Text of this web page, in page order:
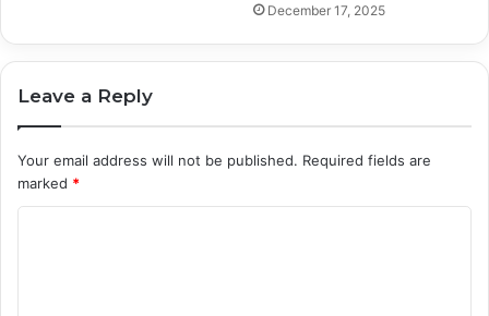
December 17, 2025
Leave a Reply
Your email address will not be published. Required fields are
marked *